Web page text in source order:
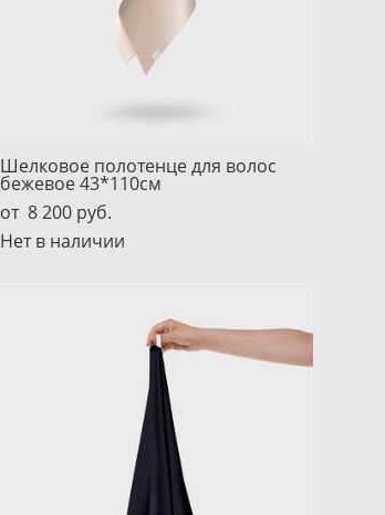
Шелковое полотенце для волос
бежевое 43*110см
от 8 200 pуб.
Нет в наличии